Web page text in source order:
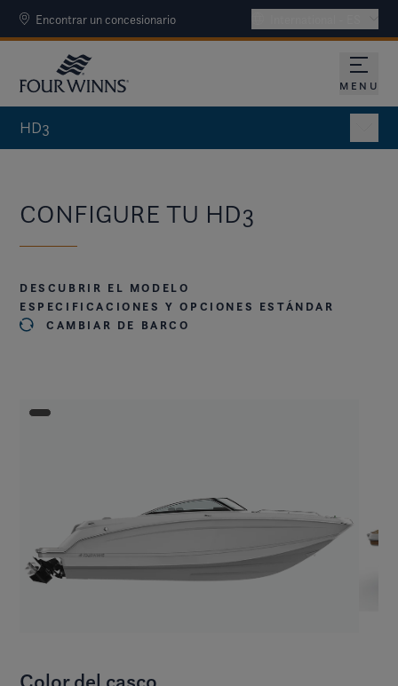
Encontrar un concesionario
MENU
HD3
CONFIGURE TU HD3
DESCUBRIR EL MODELO
ESPECIFICACIONES Y OPCIONES ESTÁNDAR
CAMBIAR DE BARCO